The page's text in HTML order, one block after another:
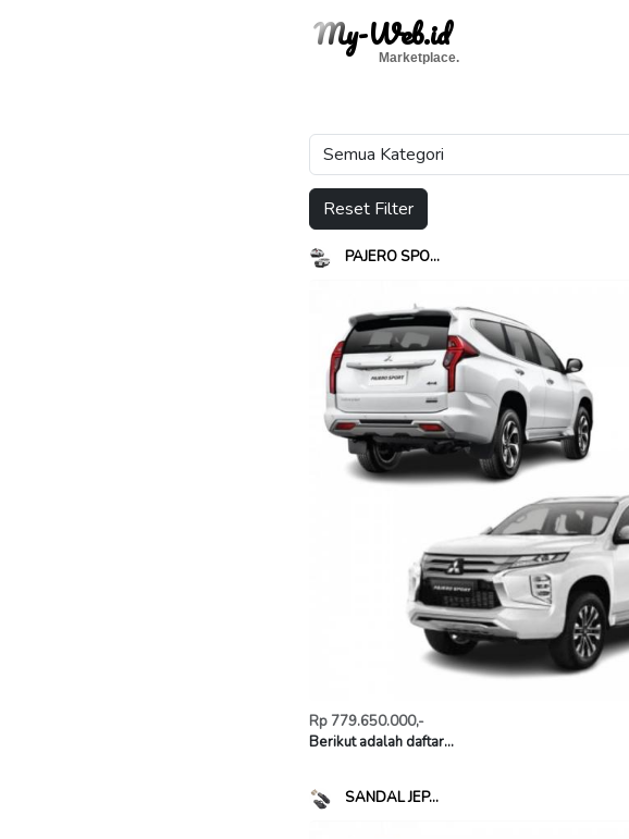
My-Web.id
Marketplace.
Reset Filter
PAJERO SPO...
Rp 779.650.000,-
Berikut adalah daftar...
SANDAL JEP...